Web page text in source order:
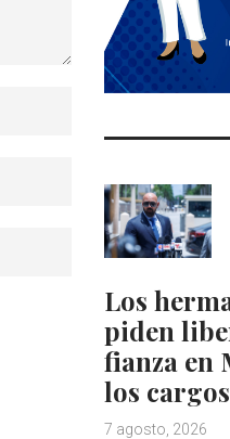
Los
piden
fianza en
los
7 agosto, 2026